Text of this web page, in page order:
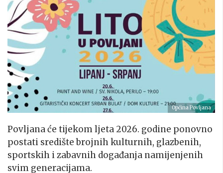
Općina Povljana
Povljana će tijekom ljeta 2026. godine ponovno
postati središte brojnih kulturnih, glazbenih,
sportskih i zabavnih događanja namijenjenih
svim generacijama.